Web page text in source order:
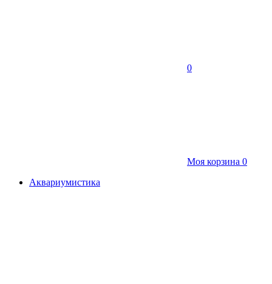
0
Моя корзина 0
Аквариумистика